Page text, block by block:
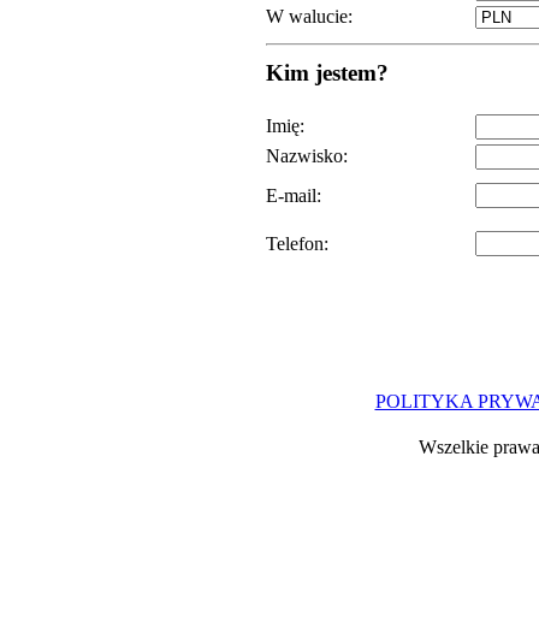
W walucie:
Kim jestem?
Imię:
Nazwisko:
E-mail:
Telefon:
POLITYKA
Wszelkie